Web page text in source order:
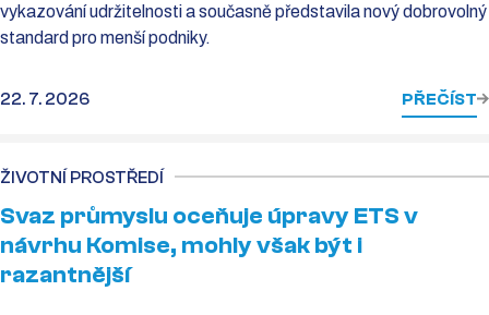
vykazování udržitelnosti a současně představila nový dobrovolný
standard pro menší podniky.
22. 7. 2026 PŘEČÍST
ŽIVOTNÍ PROSTŘEDÍ
Svaz průmyslu oceňuje úpravy ETS v
návrhu Komise, mohly však být i
razantnější